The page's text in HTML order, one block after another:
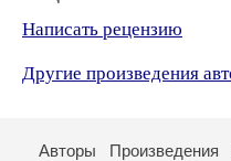
Написать рецензию
Другие произведения
Авторы Произведения